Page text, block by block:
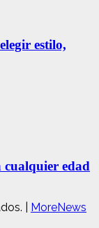
estilo,
cualquier edad
MoreNews